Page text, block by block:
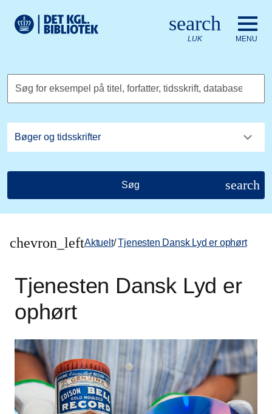
Det Kongelige Biblioteks logo. Gå til Det Kongelige
search
LUK MENU
Søg for eksempel på titel, forfatter, tidsskrift, database
Søg search
chevron_leftAktuelt/ Tjenesten Dansk Lyd er ophørt
Tjenesten Dansk Lyd er
ophørt